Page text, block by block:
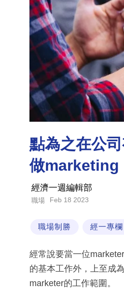
點為之在公
做marketing
經濟一週編輯部
職場 Feb 18 2023
職場制勝 經一專欄
經常說要當一位
的基本工作外，上至成
marketer的工作範圍。